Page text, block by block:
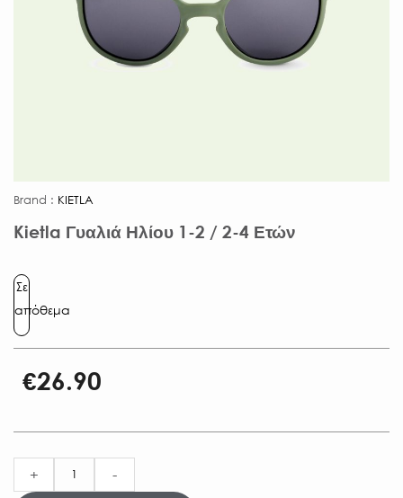
Brand : KIETLA
Kietla Γυαλιά Ηλίου 1-2 / 2-4 Ετών
Σε
απόθεμα
€26.90
+ -